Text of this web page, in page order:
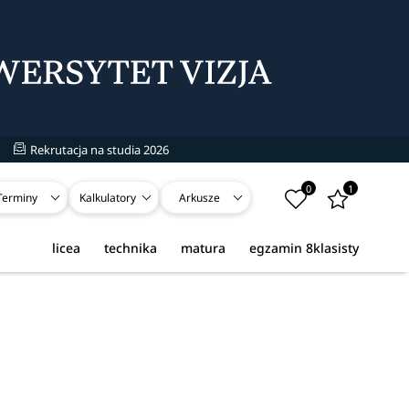
Rekrutacja na studia 2026
Kalkulatory Arkusze
0 1
egzamin 8klasisty
matura
technika
licea